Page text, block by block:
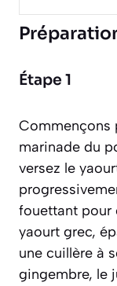
Étape 1
Commençons
marinade du
versez le
fouettant pour
yaourt grec,
une cuillère à
gingembre, le